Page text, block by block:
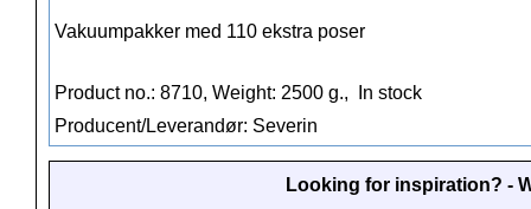
Vakuumpakker med 110 ekstra poser
Product no.: 8710, Weight: 2500 g.,
In stock
Producent/Leverandør: Severin
Looking for inspiration? -